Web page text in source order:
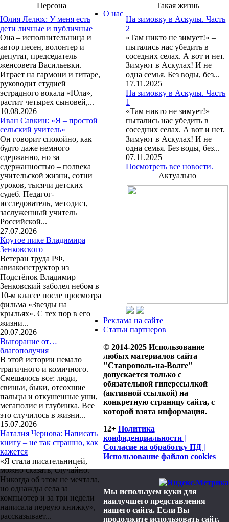
Персона
Юлия Лелюх: У меня есть
дети личные и публичные
Она – исполнительница и
автор песен, волонтер и
депутат, председатель
женсовета Васильевки.
Играет на гармони и гитаре,
руководит студией
эстрадного вокала «Юла»,
растит четырех сыновей,...
10.08.2026
Иван Савкин: «Я – простой
сельский учитель»
Он говорит спокойно, как
будто даже немного
сдержанно, но за
сдержанностью – полвека
учительской жизни, сотни
уроков, тысячи детских
судеб. Педагог-
исследователь, методист,
заслуженный учитель
Российской...
27.07.2026
Крутое пике Владимира
Зенковского
Ветеран труда РФ,
авиаконструктор из
Подстёпок Владимир
Зенковский заболел небом в
10-м классе после просмотра
фильма «Звезды на
крыльях». С тех пор в его
жизни...
20.07.2026
Выгорание от…
благополучия
В этой истории немало
трагичного и комичного.
Смешалось все: люди,
свиньи, быки, отсохшие
пальцы и откушенные уши,
мегаполис и глубинка. Все
это случилось в жизни...
15.07.2026
Наталия Чернова: Написать
книгу – не так страшно, как
кажется
«Я стала писательницей,
можно сказать, случайно.
Никогда об этом не мечтала,
но однажды села за
компьютер и за три недели
написала первую книжку», –
рассказывает...
Такая жизнь
На зимовку в Аскулы. Часть
2
«Там никто не зимует!» –
пытались нас убедить в
соседних селах. А вот и нет.
Зимуют в Аскулах! И не
одна семья. Без воды, без...
17.11.2025
На зимовку в Аскулы. Часть
1
«Там никто не зимует!» –
пытались нас убедить в
соседних селах. А вот и нет.
Зимуют в Аскулах! И не
одна семья. Без воды, без...
07.11.2025
Посмотреть все новости.
Актуально
О нас
Реклама на сайте
Статьи партнеров
© 2014-2025 Использование
любых материалов сайта
"Ставрополь-на-Волге"
допускается только с
обязательной гиперссылкой
(активной ссылкой) на
конкретную страницу сайта, с
которой взята информация.
12+ Политика
конфиденциальности |
Согласие на обработку ПД |
Использование файлов cookies
Мы используем куки для
наилучшего представления
нашего сайта. Если Вы
продолжите использовать сайт,